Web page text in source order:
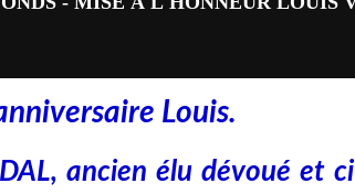
Louis.
ancien élu dévoué et